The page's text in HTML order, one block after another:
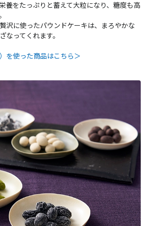
養をたっぷりと蓄えて大粒になり、糖度も高
沢に使ったパウンドケーキは、まろやかな
なってくれます。
を使った商品はこちら＞